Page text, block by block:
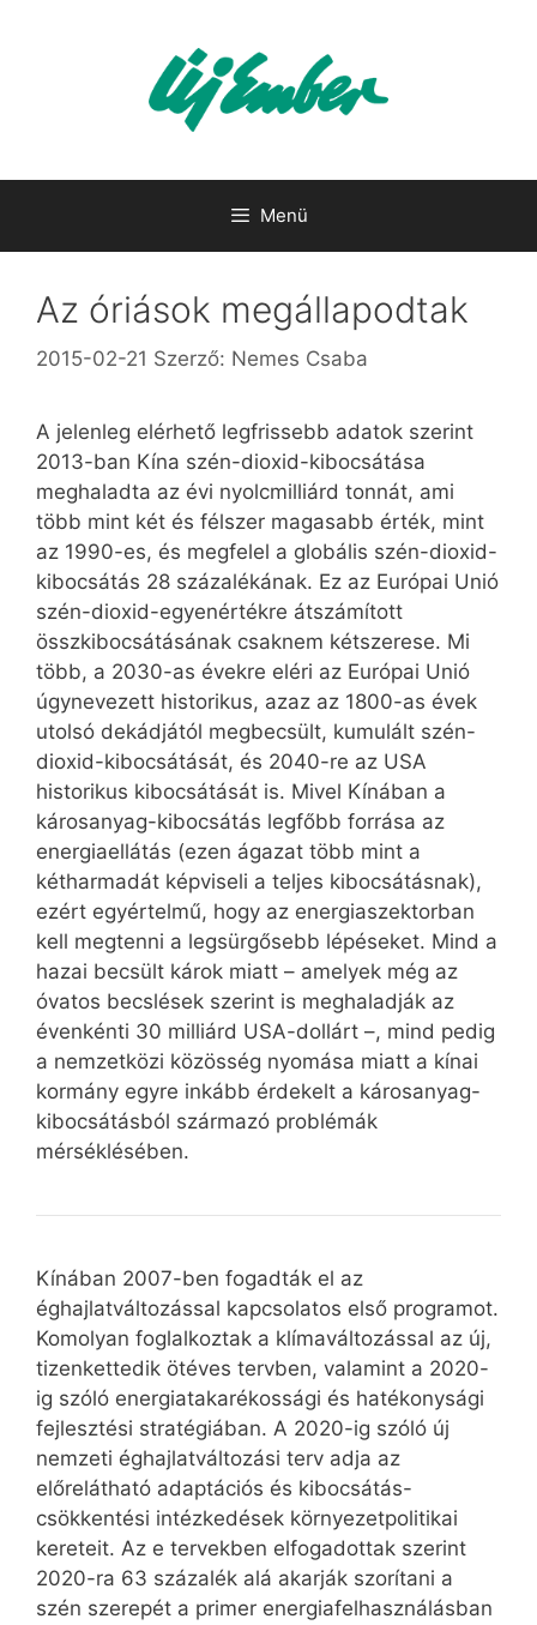
Menü
Az óriások megállapodtak
2015-02-21 Szerző: Nemes Csaba
A jelenleg elérhető legfrissebb adatok szerint
2013-ban Kína szén-dioxid-kibocsátása
meghaladta az évi nyolcmilliárd tonnát, ami
több mint két és félszer magasabb érték, mint
az 1990-es, és megfelel a globális szén-dioxid-
kibocsátás 28 százalékának. Ez az Európai Unió
szén-dioxid-egyenértékre átszámított
összkibocsátásának csaknem kétszerese. Mi
több, a 2030-as évekre eléri az Európai Unió
úgynevezett historikus, azaz az 1800-as évek
utolsó dekádjától megbecsült, kumulált szén-
dioxid-kibocsátását, és 2040-re az USA
historikus kibocsátását is. Mivel Kínában a
károsanyag-kibocsátás legfőbb forrása az
energiaellátás (ezen ágazat több mint a
kétharmadát képviseli a teljes kibocsátásnak),
ezért egyértelmű, hogy az energiaszektorban
kell megtenni a legsürgősebb lépéseket. Mind a
hazai becsült károk miatt – amelyek még az
óvatos becslések szerint is meghaladják az
évenkénti 30 milliárd USA-dollárt –, mind pedig
a nemzetközi közösség nyomása miatt a kínai
kormány egyre inkább érdekelt a károsanyag-
kibocsátásból származó problémák
mérséklésében.
Kínában 2007-ben fogadták el az
éghajlatváltozással kapcsolatos első programot.
Komolyan foglalkoztak a klímaváltozással az új,
tizenkettedik ötéves tervben, valamint a 2020-
ig szóló energiatakarékossági és hatékonysági
fejlesztési stratégiában. A 2020-ig szóló új
nemzeti éghajlatváltozási terv adja az
előrelátható adaptációs és kibocsátás-
csökkentési intézkedések környezetpolitikai
kereteit. Az e tervekben elfogadottak szerint
2020-ra 63 százalék alá akarják szorítani a
szén szerepét a primer energiafelhasználásban